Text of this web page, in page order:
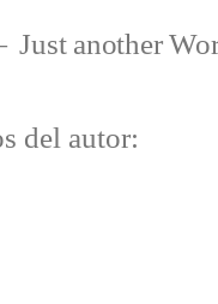
Just another
del autor: